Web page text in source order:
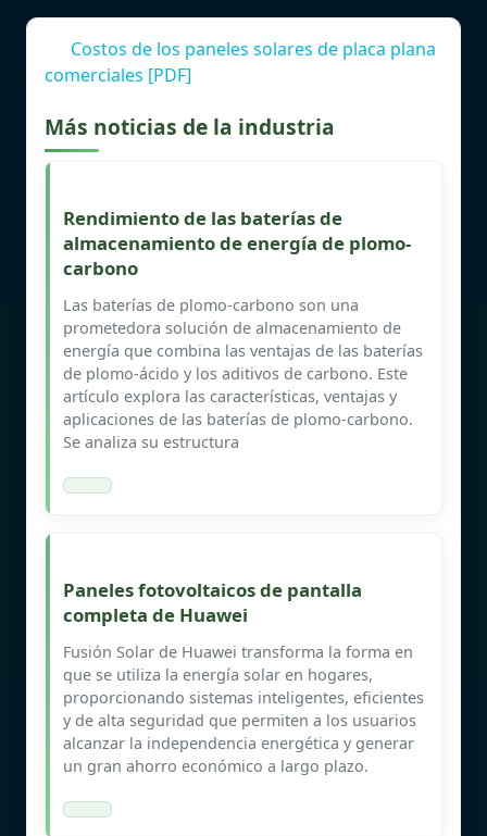
Costos de los paneles solares de placa plana
comerciales [PDF]
Más noticias de la industria
Rendimiento de las baterías de
almacenamiento de energía de plomo-
carbono
Las baterías de plomo-carbono son una
prometedora solución de almacenamiento de
energía que combina las ventajas de las baterías
de plomo-ácido y los aditivos de carbono. Este
artículo explora las características, ventajas y
aplicaciones de las baterías de plomo-carbono.
Se analiza su estructura
Paneles fotovoltaicos de pantalla
completa de Huawei
Fusión Solar de Huawei transforma la forma en
que se utiliza la energía solar en hogares,
proporcionando sistemas inteligentes, eficientes
y de alta seguridad que permiten a los usuarios
alcanzar la independencia energética y generar
un gran ahorro económico a largo plazo.